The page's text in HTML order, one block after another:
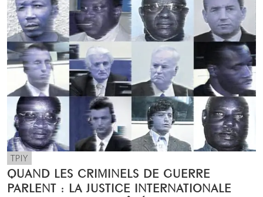
TPIY
QUAND LES CRIMINELS DE GUERRE
PARLENT : LA JUSTICE INTERNATIONALE